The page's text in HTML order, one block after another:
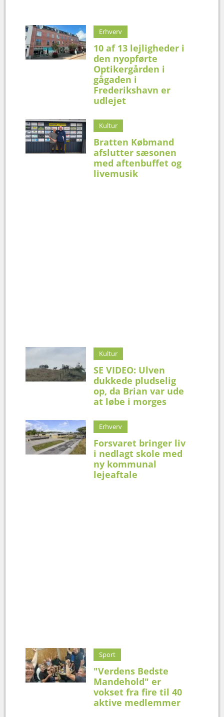
Erhverv
10 af 13 lejligheder i
den nyopførte
Optikergården i
gågaden i
Frederikshavn er
udlejet
Kultur
Bratten Købmand
afslutter sæsonen
med aftenbuffet og
livemusik
Kultur
SE VIDEO: Ulven
dukkede pludselig
op, da Brian var ude
at løbe i morges
Erhverv
Forsvaret bringer liv
i nedlagt skole med
ny kommunal
lejeaftale
Sport
"Verdens Bedste
Mandehold" er
vokset fra fire til 40
aktive medlemmer